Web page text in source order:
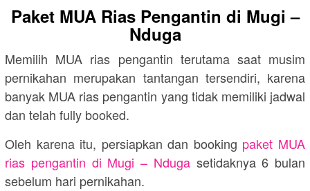
Paket MUA Rias Pengantin di Mugi –
Nduga
Memilih MUA rias pengantin terutama saat musim
pernikahan merupakan tantangan tersendiri, karena
banyak MUA rias pengantin yang tidak memiliki jadwal
dan telah fully booked.
Oleh karena itu, persiapkan dan booking paket MUA
rias pengantin di Mugi – Ndugasetidaknya 6 bulan
sebelum hari pernikahan.